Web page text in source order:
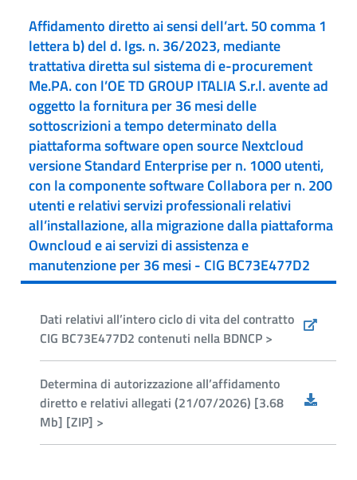
Affidamento diretto ai sensi dell’art. 50 comma 1
lettera b) del d. lgs. n. 36/2023, mediante
trattativa diretta sul sistema di e-procurement
Me.PA. con l’OE TD GROUP ITALIA S.r.l. avente ad
oggetto la fornitura per 36 mesi delle
sottoscrizioni a tempo determinato della
piattaforma software open source Nextcloud
versione Standard Enterprise per n. 1000 utenti,
con la componente software Collabora per n. 200
utenti e relativi servizi professionali relativi
all’installazione, alla migrazione dalla piattaforma
Owncloud e ai servizi di assistenza e
manutenzione per 36 mesi - CIG BC73E477D2
Dati relativi all’intero ciclo di vita del contratto
CIG BC73E477D2 contenuti nella BDNCP >
Determina di autorizzazione all’affidamento
diretto e relativi allegati (21/07/2026) [3.68
Mb] [ZIP] >